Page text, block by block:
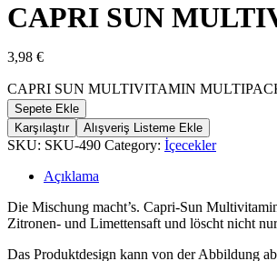
CAPRI SUN
3,98 €
CAPRI SUN MULTIVITAMIN
Sepete Ekle
Karşılaştır
Alışveriş Listeme Ekle
SKU: SKU-490 Category: İçecekler
Açıklama
Die Mischung macht’s. Capri-Sun
Zitronen- und Limettensaft und löscht nicht
Das Produktdesign kann von der Abbildung